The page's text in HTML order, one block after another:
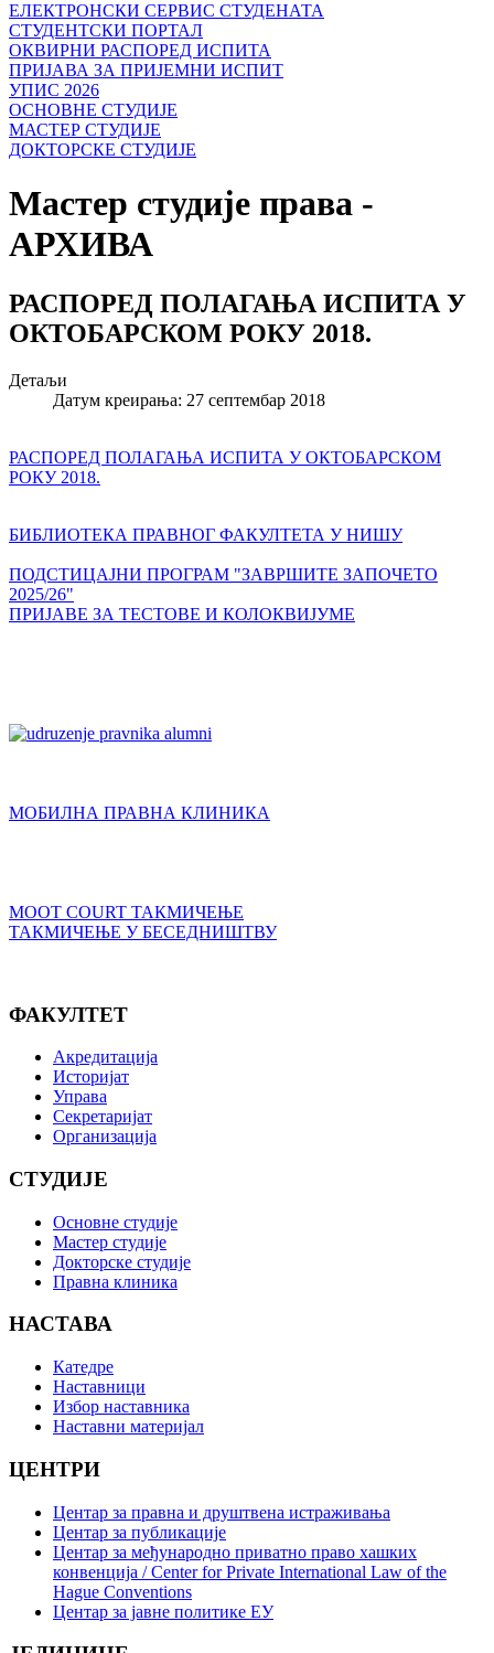
ЕЛЕКТРОНСКИ СЕРВИС СТУДЕНАТА
СТУДЕНТСКИ ПОРТАЛ
ОКВИРНИ РАСПОРЕД ИСПИТА
ПРИЈАВА ЗА ПРИЈЕМНИ ИСПИТ
УПИС 2026
ОСНОВНЕ СТУДИЈЕ
МАСТЕР СТУДИЈЕ
ДОКТОРСКЕ СТУДИЈЕ
Мастер студије права -
АРХИВА
РАСПОРЕД ПОЛАГАЊА ИСПИТА У
ОКТОБАРСКОМ РОКУ 2018.
Детаљи
Датум креирања: 27 септембар 2018
РАСПОРЕД ПОЛАГАЊА ИСПИТА У ОКТОБАРСКОМ
РОКУ 2018.
БИБЛИОТЕКА ПРАВНОГ ФАКУЛТЕТА У НИШУ
ПОДСТИЦАЈНИ ПРОГРАМ "ЗАВРШИТЕ ЗАПОЧЕТО
2025/26"
ПРИЈАВЕ ЗА ТЕСТОВЕ И КОЛОКВИЈУМЕ
МОБИЛНА ПРАВНА КЛИНИКА
MOOT COURT ТАКМИЧЕЊЕ
ТАКМИЧЕЊЕ У БЕСЕДНИШТВУ
ФАКУЛТЕТ
Акредитација
Историјат
Управа
Секретаријат
Организација
СТУДИЈЕ
Основне студије
Мастер студије
Докторске студије
Правна клиника
НАСТАВА
Катедре
Наставници
Избор наставника
Наставни материјал
ЦЕНТРИ
Центар за правна и друштвена истраживања
Центар за публикације
Центар за међународно приватно право хашких
конвенција / Center for Private International Law of the
Hague Conventions
Центар за јавне политике ЕУ